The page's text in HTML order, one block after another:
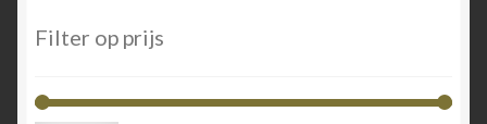
Filter op prijs